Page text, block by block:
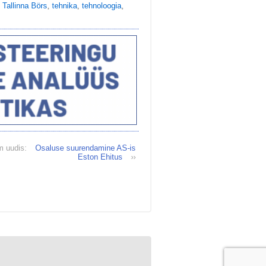
Tallinna Börs tehnika, tehnoloogia,
uudis:
Osaluse suurendamine AS-is
Eston Ehitus
››